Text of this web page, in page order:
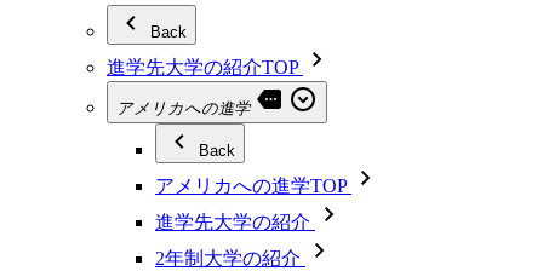
Back
進学先大学の紹介TOP
アメリカへの進学
Back
アメリカへの進学TOP
進学先大学の紹介
2年制大学の紹介